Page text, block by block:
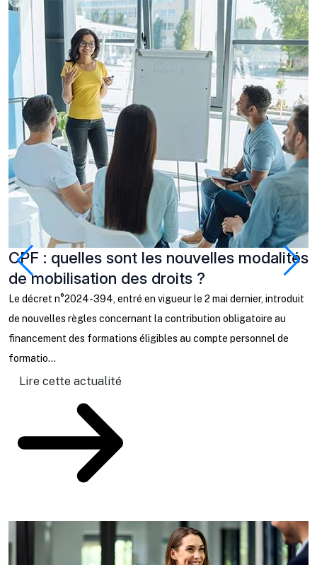
CPF : quelles sont les nouvelles modalités
de mobilisation des droits ?
Le décret n°2024-394, entré en vigueur le 2 mai dernier, introduit
de nouvelles règles concernant la contribution obligatoire au
financement des formations éligibles au compte personnel de
formatio...
Lire cette actualité